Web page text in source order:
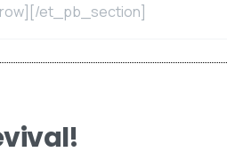
et_pb_section]